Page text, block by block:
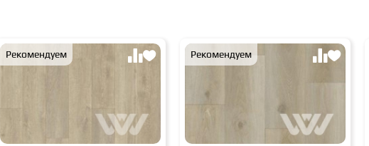
Рекомендуем Рекомендуем